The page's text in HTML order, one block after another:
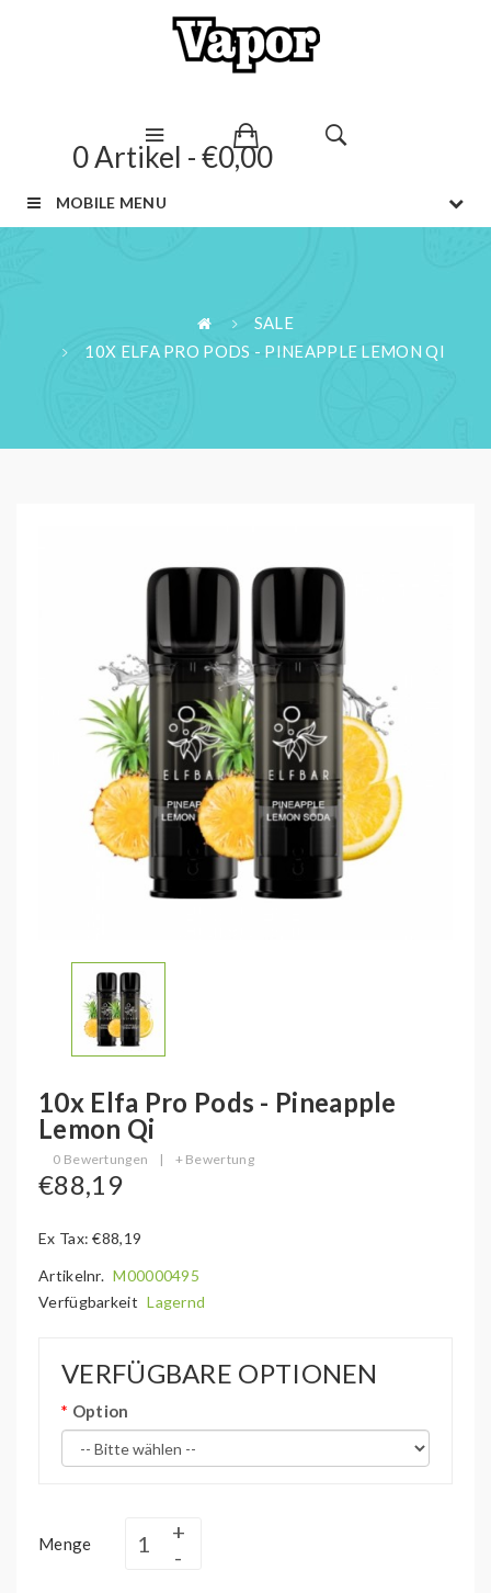
0 Artikel - €0,00
MOBILE MENU
SALE
10X ELFA PRO PODS - PINEAPPLE LEMON QI
10x Elfa Pro Pods - Pineapple
Lemon Qi
0 Bewertungen | + Bewertung
€88,19
Ex Tax: €88,19
Artikelnr. M00000495
Verfügbarkeit Lagernd
VERFÜGBARE OPTIONEN
Option
Menge